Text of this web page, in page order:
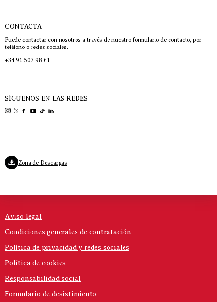
CONTACTA
Puede contactar con nosotros a través de nuestro formulario de contacto, por
teléfono o redes sociales.
+34 91 507 98 61
SÍGUENOS EN LAS REDES
Zona de Descargas
Aviso legal
Condiciones generales de contratación
Política de privacidad y redes sociales
Política de cookies
Responsabilidad social
Formulario de desistimiento